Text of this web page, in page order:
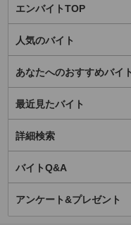
エンバイトTOP
人気のバイト
あなたへのおすすめバイト
最近見たバイト
詳細検索
バイトQ&A
アンケート&プレゼント